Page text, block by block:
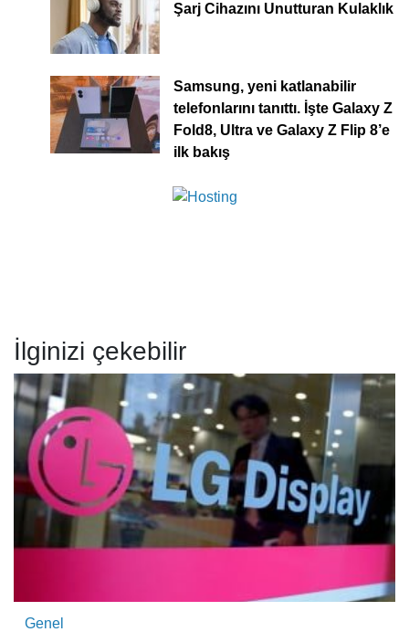
Şarj Cihazını Unutturan Kulaklık
Samsung, yeni katlanabilir
telefonlarını tanıttı. İşte Galaxy Z
Fold8, Ultra ve Galaxy Z Flip 8’e
ilk bakış
İlginizi çekebilir
Genel